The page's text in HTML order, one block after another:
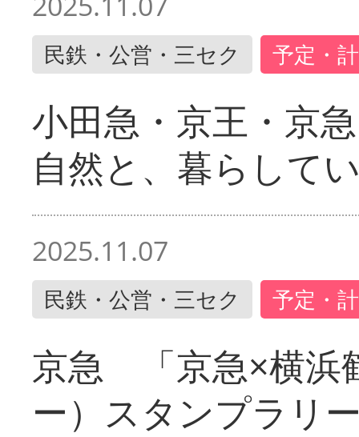
民鉄・公営・三セク 予定・
小田急・京王・京
自然と、暮らして
2025.11.07
民鉄・公営・三セク 予定・
京急 「京急×横浜
ー）スタンプラリ